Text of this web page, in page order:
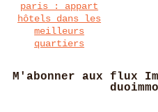
paris : appart
hôtels dans les
meilleurs
quartiers
M'abonner aux flux